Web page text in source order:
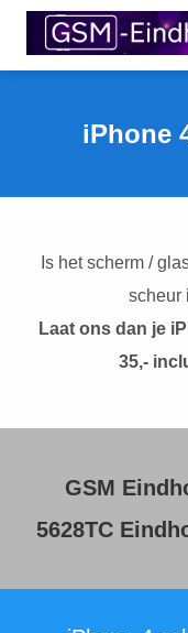
iPhone
Is het scherm /
scheur
Laat ons dan je
35,-
GSM
5628TC